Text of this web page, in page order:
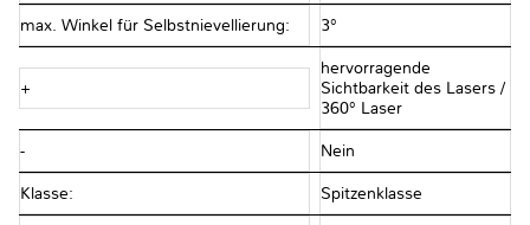
max. Winkel für Selbstnievellierung: 3°
+
hervorragende
Sichtbarkeit des Lasers /
360° Laser
- Nein
Klasse: Spitzenklasse